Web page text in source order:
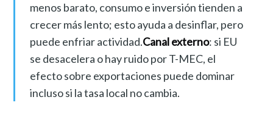
menos barato, consumo e inversión tienden a
crecer más lento; esto ayuda a desinflar, pero
puede enfriar actividad.Canal externo: si EU
se desacelera o hay ruido por T-MEC, el
efecto sobre exportaciones puede dominar
incluso si la tasa local no cambia.